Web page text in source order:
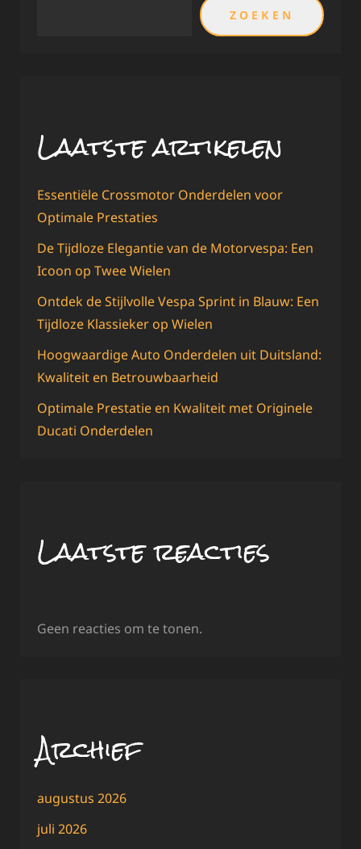
ZOEKEN
Laatste artikelen
Essentiële Crossmotor Onderdelen voor
Optimale Prestaties
De Tijdloze Elegantie van de Motorvespa: Een
Icoon op Twee Wielen
Ontdek de Stijlvolle Vespa Sprint in Blauw: Een
Tijdloze Klassieker op Wielen
Hoogwaardige Auto Onderdelen uit Duitsland:
Kwaliteit en Betrouwbaarheid
Optimale Prestatie en Kwaliteit met Originele
Ducati Onderdelen
Laatste reacties
Geen reacties om te tonen.
Archief
augustus 2026
juli 2026